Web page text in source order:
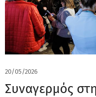
20/05/2026
Συναγερμός